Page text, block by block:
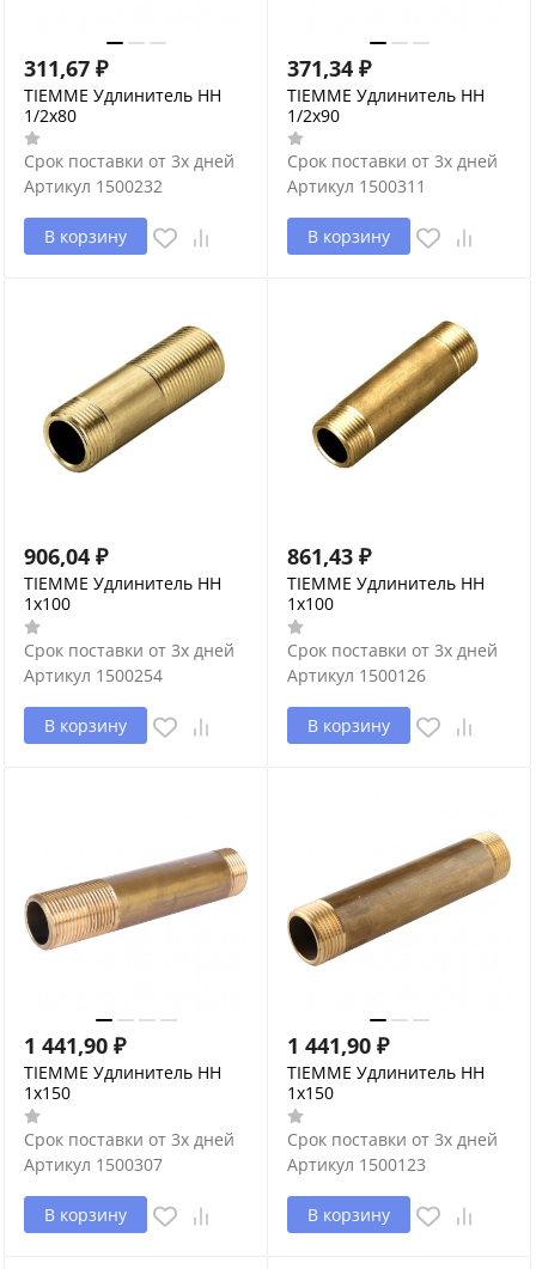
311,67 ₽
TIEMME Удлинитель НН
1/2х80
Срок поставки от 3х дней
Артикул 1500232
В корзину
371,34 ₽
TIEMME Удлинитель НН
1/2х90
Срок поставки от 3х дней
Артикул 1500311
В корзину
906,04 ₽
TIEMME Удлинитель НН
1х100
Срок поставки от 3х дней
Артикул 1500254
В корзину
861,43 ₽
TIEMME Удлинитель НН
1х100
Срок поставки от 3х дней
Артикул 1500126
В корзину
1 441,90 ₽
TIEMME Удлинитель НН
1х150
Срок поставки от 3х дней
Артикул 1500307
В корзину
1 441,90 ₽
TIEMME Удлинитель НН
1х150
Срок поставки от 3х дней
Артикул 1500123
В корзину